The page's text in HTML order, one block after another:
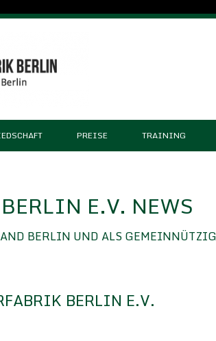
PREISE TRAINING
E.V. NEWS
BERLIN UND ALS GEMEINNÜTZIG
BERLIN E.V.